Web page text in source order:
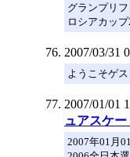
グランプリ
ロシアカッ
2007/03/31
ようこそゲ
2007/01/01
ュアスケ
2007年01月